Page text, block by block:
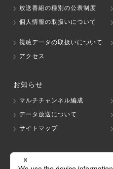
放送番組の種別の公表制度
個人情報の取扱いについて
視聴データの取扱いについて
アクセス
お知らせ
マルチチャンネル編成
データ放送について
サイトマップ
グループ会社